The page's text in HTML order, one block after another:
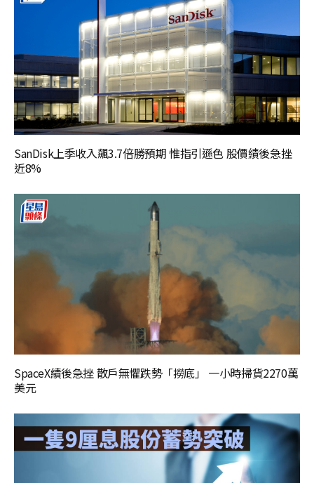
SanDisk上季收入飆3.7倍勝預期 惟指引遜色 股價績後急挫
近8%
SpaceX績後急挫 散戶無懼跌勢「撈底」 一小時掃貨2270萬
美元